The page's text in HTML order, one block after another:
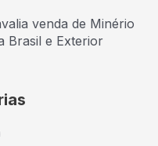
venda de Minério
Brasil e Exterior